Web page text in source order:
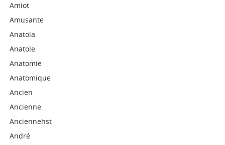
Amiot
Amusante
Anatola
Anatole
Anatomie
Anatomique
Ancien
Ancienne
Anciennehst
André